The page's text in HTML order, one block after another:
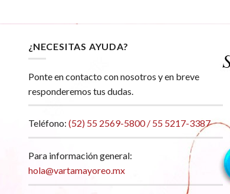
¿NECESITAS AYUDA?
Ponte en contacto con nosotros y en breve
responderemos tus dudas.
Teléfono: (52) 55 2569-5800 / 55 5217-3387
Para información general:
hola@vartamayoreo.mx